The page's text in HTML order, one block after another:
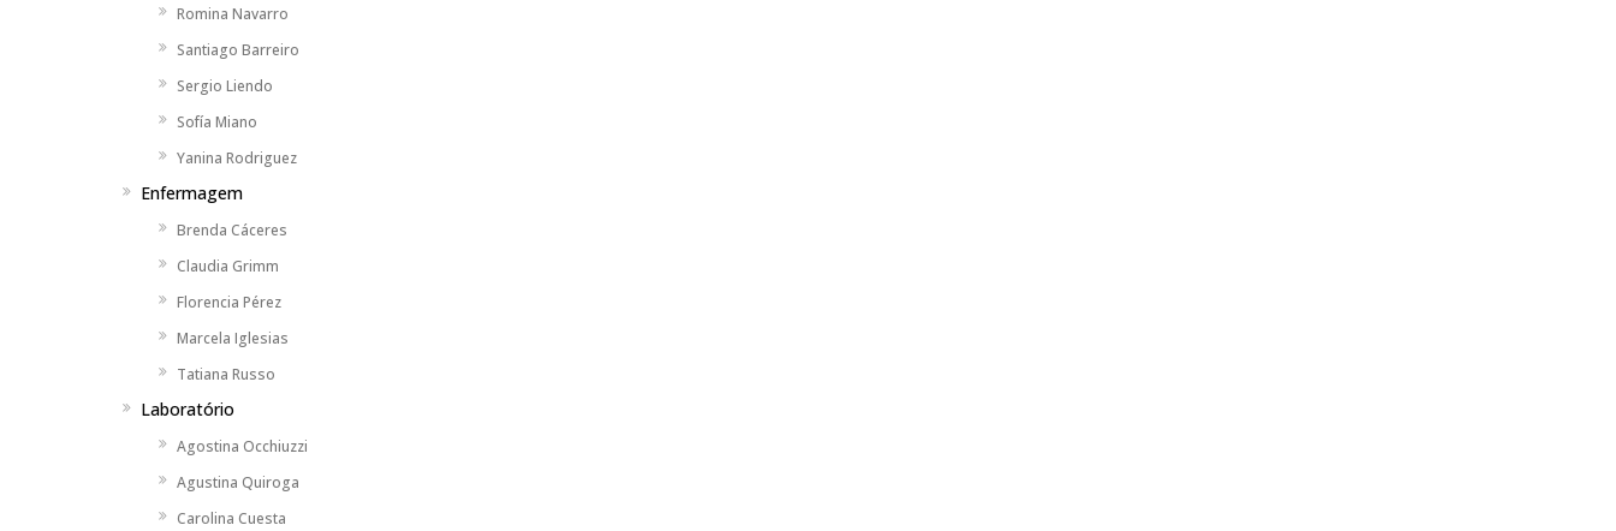
Romina Navarro
Santiago Barreiro
Sergio Liendo
Sofía Miano
Yanina Rodriguez
Enfermagem
Brenda Cáceres
Claudia Grimm
Florencia Pérez
Marcela Iglesias
Tatiana Russo
Laboratório
Agostina Occhiuzzi
Agustina Quiroga
Carolina Cuesta